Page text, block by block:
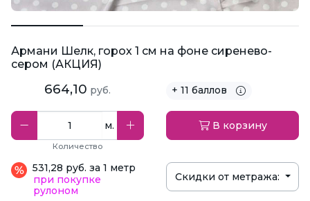
Армани Шелк, горох 1 см на фоне сиренево-
сером (АКЦИЯ)
664,10 руб. + 11 баллов
м.
Количество
В корзину
531,28 руб. за 1 метр
при покупке
рулоном
Скидки от метража: